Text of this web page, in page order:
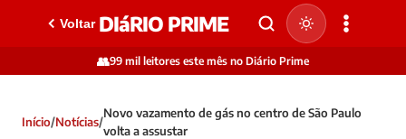
Voltar DIáRIO PRIME
👥99 mil leitores este mês no Diário Prime
Início/Notícias/
Novo vazamento de gás no centro de São Paulo
volta a assustar